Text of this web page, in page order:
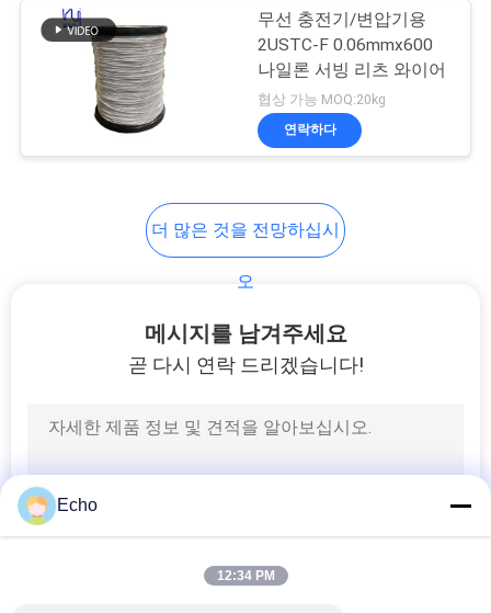
전력선 필터
스위치 모드 변압기
무선 충전기/변압기용
2USTC-F 0.06mmx600
나일론 서빙 리츠 와이어
협상 가능 MOQ:20kg
연락하다
더 많은 것을 전망하십시
오
메시지를 남겨주세요
곧 다시 연락 드리겠습니다!
Echo
12:34 PM